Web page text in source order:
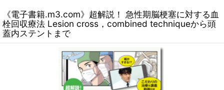
《電子書籍.m3.com》超解説！ 急性期脳梗塞に対する血
栓回収療法 Lesion cross，combined techniqueから頭
蓋内ステントまで